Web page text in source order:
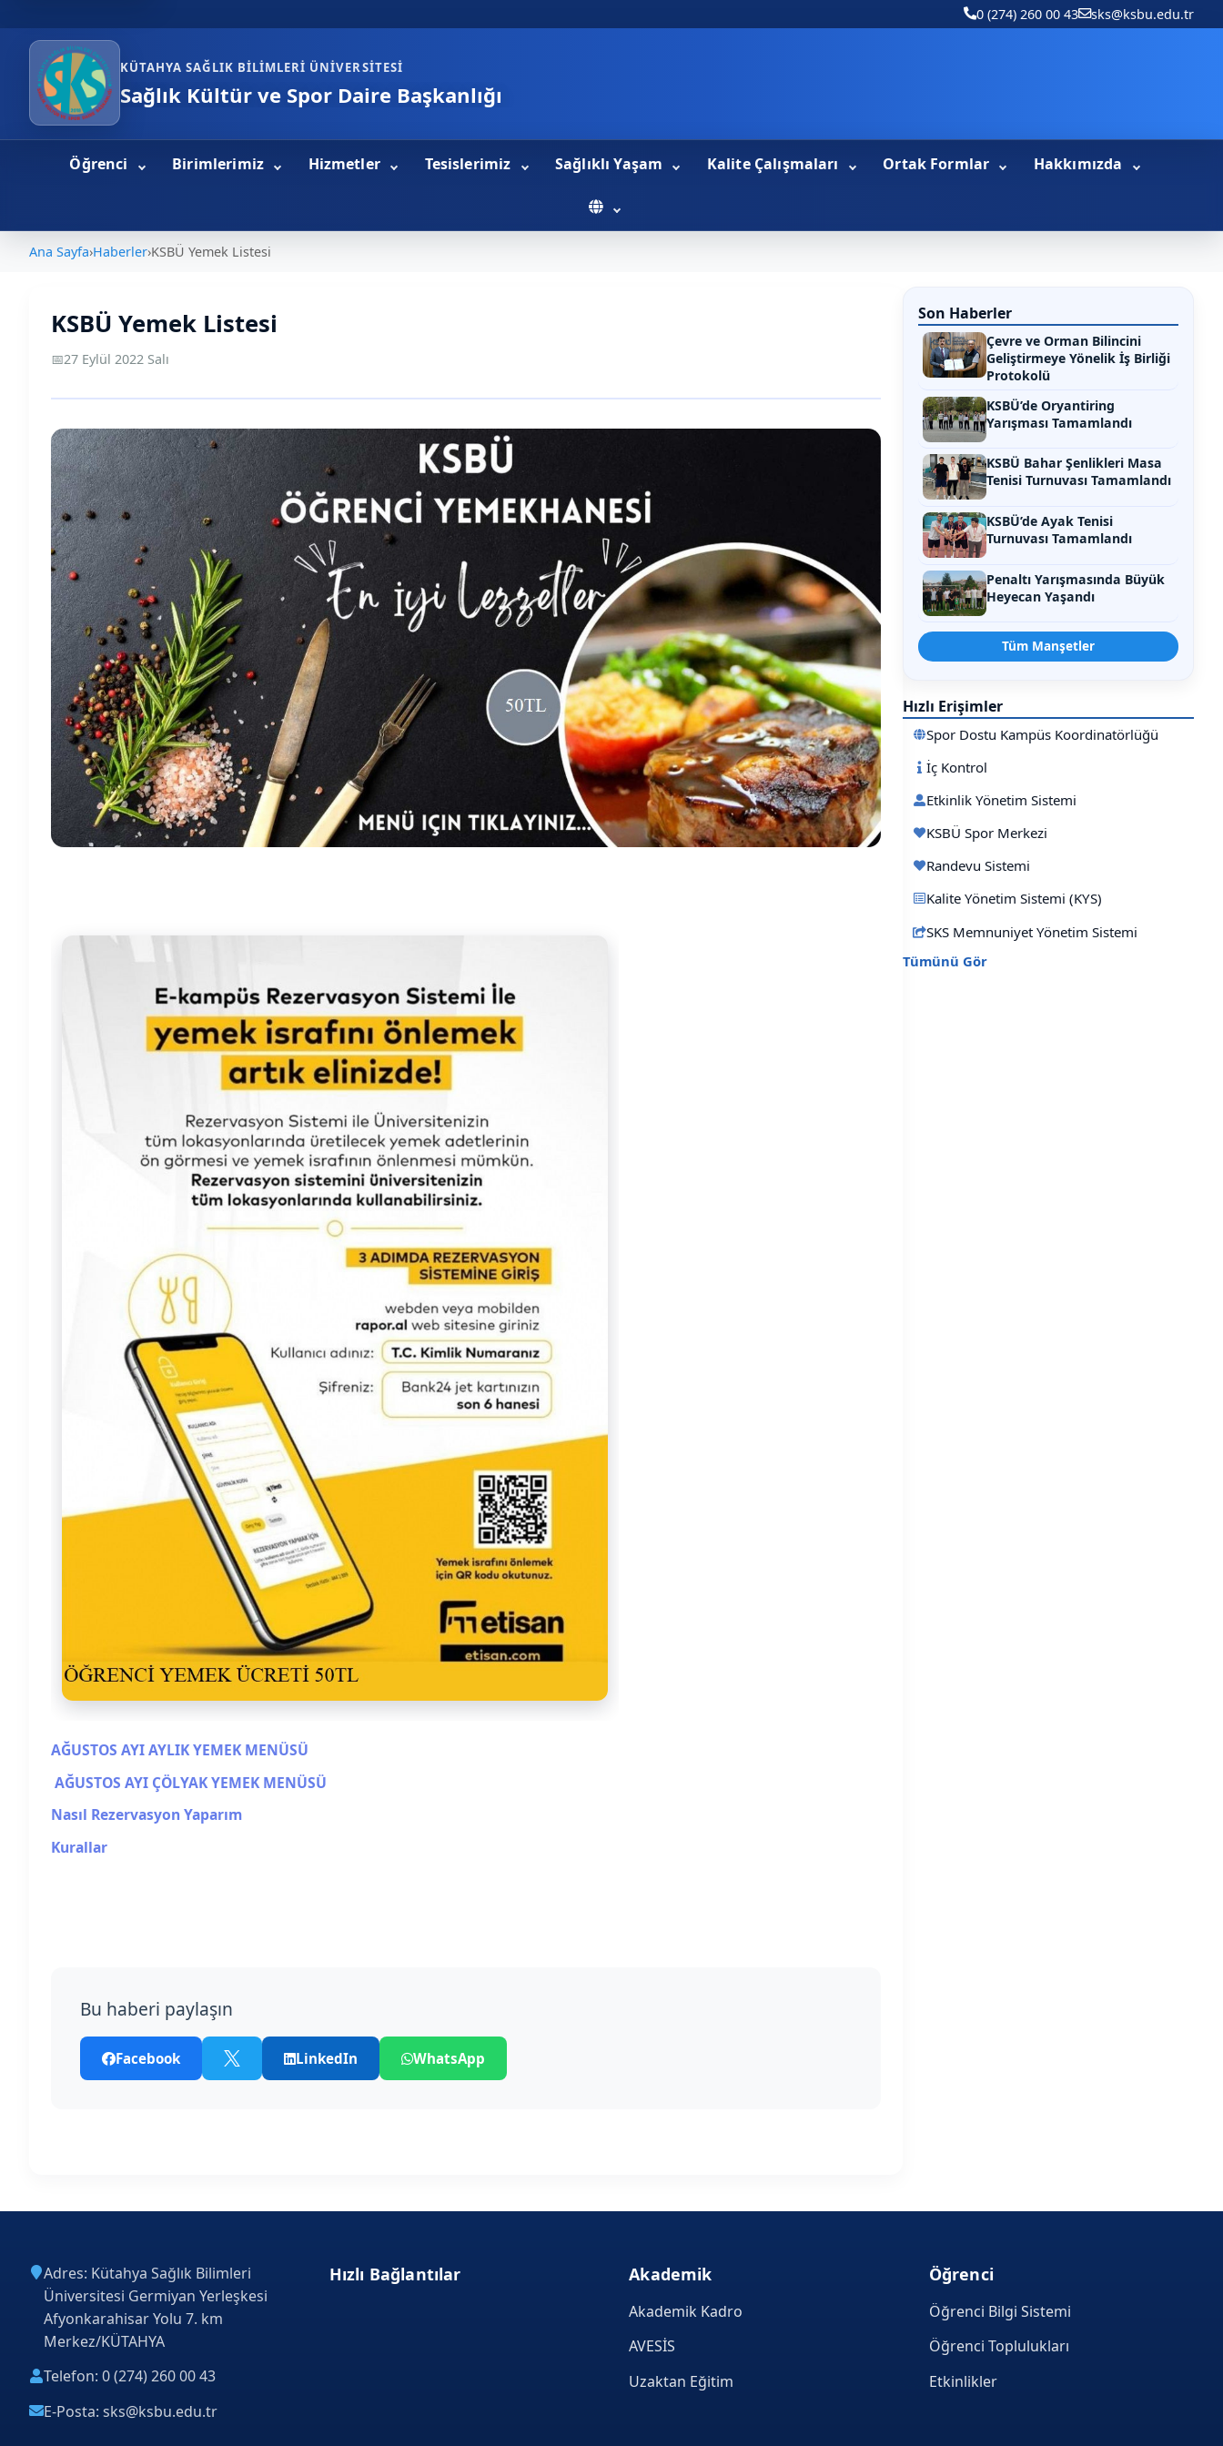
0 (274) 260 00 43 sks@ksbu.edu.tr
KÜTAHYA SAĞLIK BILIMLERI ÜNIVERSITESI
Sağlık Kültür ve Spor Daire Başkanlığı
Öğrenci Birimlerimiz Hizmetler Tesislerimiz Sağlıklı Yaşam Kalite Çalışmaları Ortak Formlar Hakkımızda
Ana Sayfa›Haberler›KSBÜ Yemek Listesi
KSBÜ Yemek Listesi
📅27 Eylül 2022 Salı
AĞUSTOS AYI AYLIK YEMEK MENÜSÜ
AĞUSTOS AYI ÇÖLYAK YEMEK MENÜSÜ
Nasıl Rezervasyon Yaparım
Kurallar
Bu haberi paylaşın
Facebook LinkedIn WhatsApp
Son Haberler
Çevre ve Orman Bilincini
Geliştirmeye Yönelik İş Birliği
Protokolü
KSBÜ’de Oryantiring
Yarışması Tamamlandı
KSBÜ Bahar Şenlikleri Masa
Tenisi Turnuvası Tamamlandı
KSBÜ’de Ayak Tenisi
Turnuvası Tamamlandı
Penaltı Yarışmasında Büyük
Heyecan Yaşandı
Tüm Manşetler
Hızlı Erişimler
Spor Dostu Kampüs Koordinatörlüğü
İç Kontrol
Etkinlik Yönetim Sistemi
KSBÜ Spor Merkezi
Randevu Sistemi
Kalite Yönetim Sistemi (KYS)
SKS Memnuniyet Yönetim Sistemi
Tümünü Gör
Adres: Kütahya Sağlık Bilimleri
Üniversitesi Germiyan Yerleşkesi
Afyonkarahisar Yolu 7. km
Merkez/KÜTAHYA
Telefon: 0 (274) 260 00 43
E-Posta: sks@ksbu.edu.tr
Hızlı Bağlantılar Akademik
Akademik Kadro
AVESİS
Uzaktan Eğitim
Öğrenci
Öğrenci Bilgi Sistemi
Öğrenci Toplulukları
Etkinlikler